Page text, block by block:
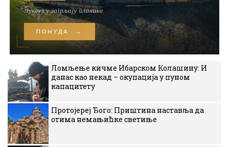
Ломљење кичме Ибарском Колашину: И
данас као некад – окупација у пуном
капацитету
Протојереј Ђого: Приштина наставља да
отима немањићке светиње